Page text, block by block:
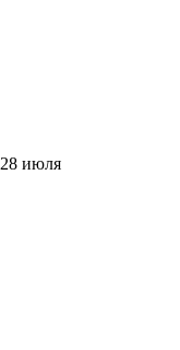
28 июля